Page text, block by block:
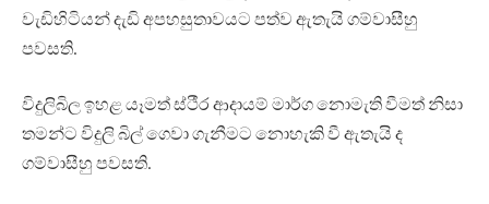
වැඩිහිටියන් දැඩි අපහසුතාවයට පත්ව ඇතැයි ගම්වාසීහු
පවසති.
විදුලිබිල ඉහළ යෑමත් ස්ථීර ආදායම් මාර්ග නොමැති වීමත් නිසා
තමන්ට විදුලි බිල් ගෙවා ගැනීමට නොහැකි වී ඇතැයි ද
ගම්වාසීහු පවසති.